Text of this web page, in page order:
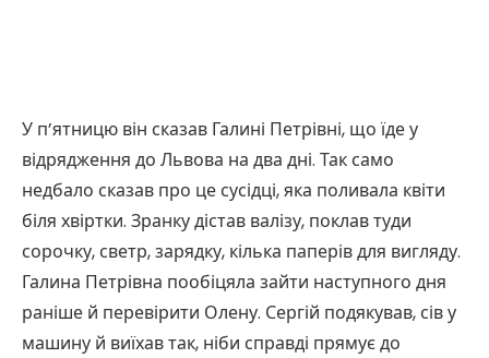
У п’ятницю він сказав Галині Петрівні, що їде у
відрядження до Львова на два дні. Так само
недбало сказав про це сусідці, яка поливала квіти
біля хвіртки. Зранку дістав валізу, поклав туди
сорочку, светр, зарядку, кілька паперів для вигляду.
Галина Петрівна пообіцяла зайти наступного дня
раніше й перевірити Олену. Сергій подякував, сів у
машину й виїхав так, ніби справді прямує до